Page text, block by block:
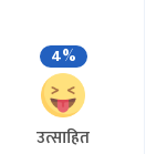
4%
उत्साहित